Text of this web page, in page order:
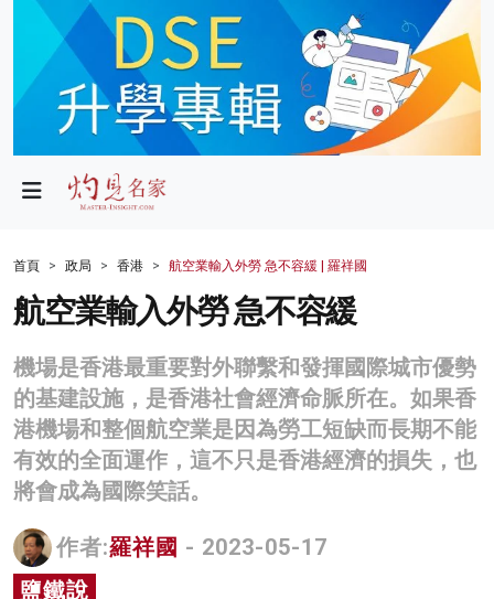
政局
財經
生活
商業
科技
影片
名家榜
灼見活動
首頁 政局 香港 航空業輸入外勞 急不容緩 | 羅祥國
航空業輸入外勞 急不容緩
機場是香港最重要對外聯繫和發揮國際城市優勢
的基建設施，是香港社會經濟命脈所在。如果香
港機場和整個航空業是因為勞工短缺而長期不能
有效的全面運作，這不只是香港經濟的損失，也
將會成為國際笑話。
作者:羅祥國 - 2023-05-17
鹽鐵說